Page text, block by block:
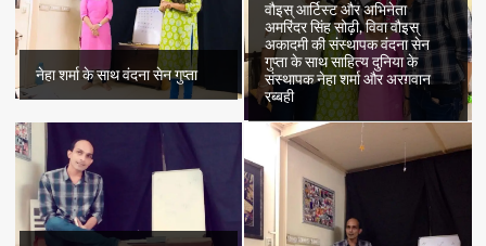
नेहा शर्मा के साथ वंदना सेन गुप्ता
वौइस् आर्टिस्ट और अभिनेता
अमरिंदर सिंह सोढ़ी, विवा वौइस्
अकादमी की संस्थापक वंदना सेन
गुप्ता के साथ साहित्य दुनिया के
संस्थापक नेहा शर्मा और अरग़वान
रब्बही